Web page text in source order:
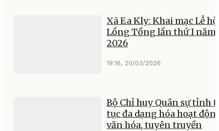
Xã Ea Kly: Khai mạc Lễ
Lồng Tồng lần thứ I năm
2026
19:16, 20/03/2026
Bộ Chỉ huy Quân sự tỉnh
tục đa dạng hóa hoạt
văn hóa, tuyên truyền